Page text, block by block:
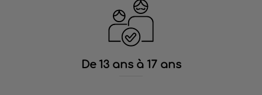
De 13 ans à 17 ans